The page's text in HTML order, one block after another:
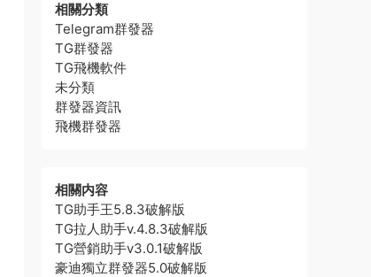
相關分類
Telegram群發器
TG群發器
TG飛機軟件
未分類
群發器資訊
飛機群發器
相關内容
TG助手王5.8.3破解版
TG拉人助手v.4.8.3破解版
TG營銷助手v3.0.1破解版
豪迪獨立群發器5.0破解版